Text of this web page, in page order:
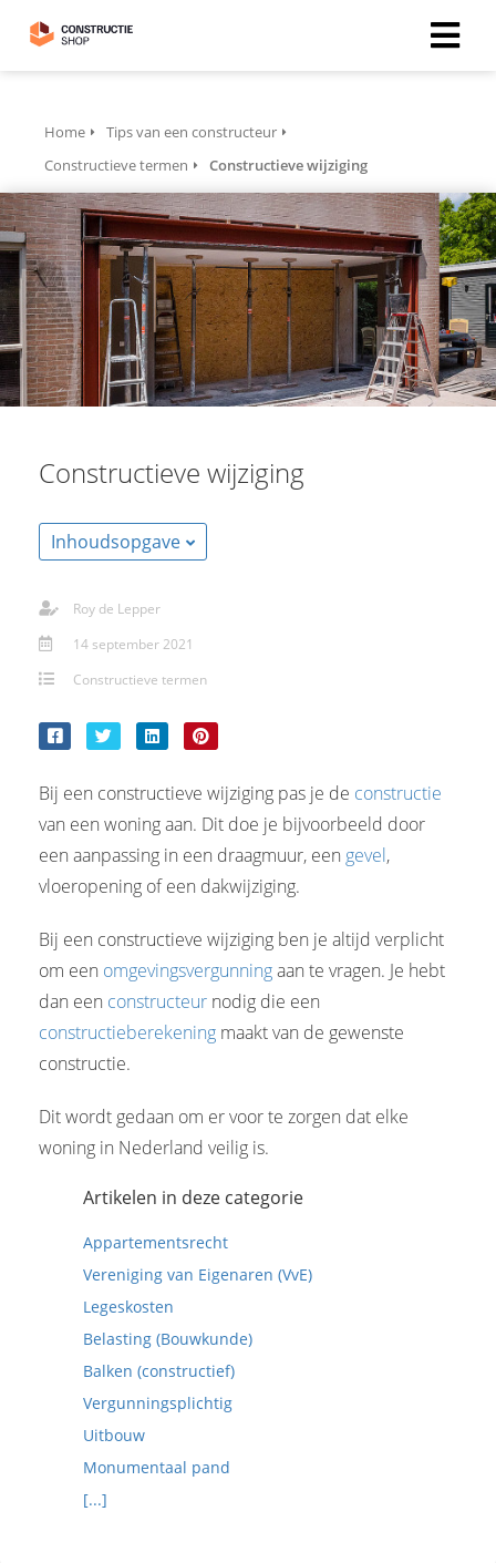
Home
Tips van een constructeur
Constructieve termen
Constructieve wijziging
Constructieve wijziging
Inhoudsopgave
Roy de Lepper
14 september 2021
Constructieve termen
Bij een constructieve wijziging pas je de constructie
van een woning aan. Dit doe je bijvoorbeeld door
een aanpassing in een draagmuur, een gevel,
vloeropening of een dakwijziging.
Bij een constructieve wijziging ben je altijd verplicht
om een omgevingsvergunningaan te vragen. Je hebt
dan een constructeur nodig die een
constructieberekening maakt van de gewenste
constructie.
Dit wordt gedaan om er voor te zorgen dat elke
woning in Nederland veilig is.
Artikelen in deze categorie
Appartementsrecht
Vereniging van Eigenaren (VvE)
Legeskosten
Belasting (Bouwkunde)
Balken (constructief)
Vergunningsplichtig
Uitbouw
Monumentaal pand
[...]